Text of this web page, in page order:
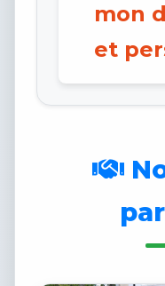
mon
et